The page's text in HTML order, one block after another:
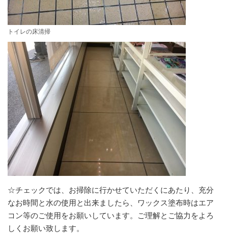
トイレの床清掃
☆チェックでは、お掃除に行かせていただくにあたり、充分
なお時間と水の使用と出来ましたら、ワックス塗布時はエア
コン等のご使用をお願いしています。ご理解とご協力をよろ
しくお願い致します。